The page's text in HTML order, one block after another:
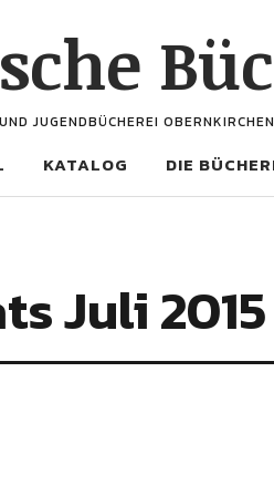
JUGENDBÜCHEREI
KATALOG DIE
Juli 2015